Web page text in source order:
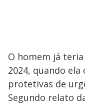
O homem já
2024, quando ela
protetivas de
Segundo relato